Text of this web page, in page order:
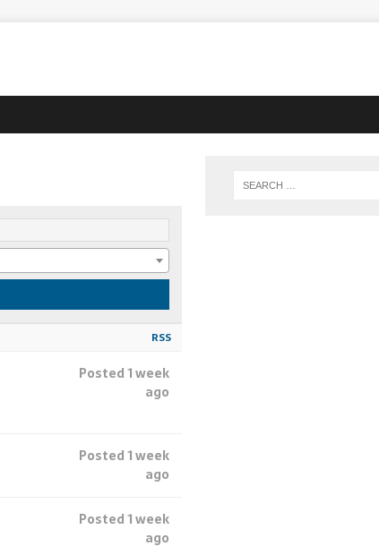
RSS
Posted 1 week
ago
Posted 1 week
ago
Posted 1 week
ago